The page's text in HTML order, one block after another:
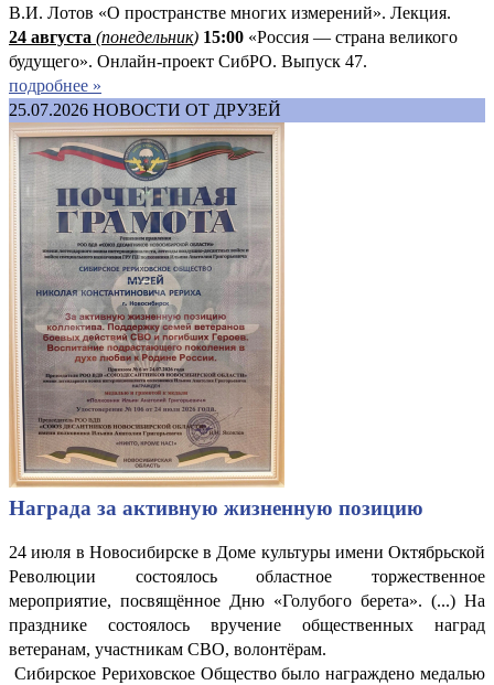
В.И. Лотов «О пространстве многих измерений». Лекция.
24 августа (понедельник) 15:00 «Россия — страна великого
будущего». Онлайн-проект СибРО. Выпуск 47.
подробнее »
25.07.2026 НОВОСТИ ОТ ДРУЗЕЙ
Награда за активную жизненную позицию
24 июля в Новосибирске в Доме культуры имени Октябрьской
Революции состоялось областное торжественное
мероприятие, посвящённое Дню «Голубого берета». (...) На
празднике состоялось вручение общественных наград
ветеранам, участникам СВО, волонтёрам.
Сибирское Рериховское Общество было награждено медалью